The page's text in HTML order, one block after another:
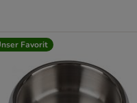
Favorit